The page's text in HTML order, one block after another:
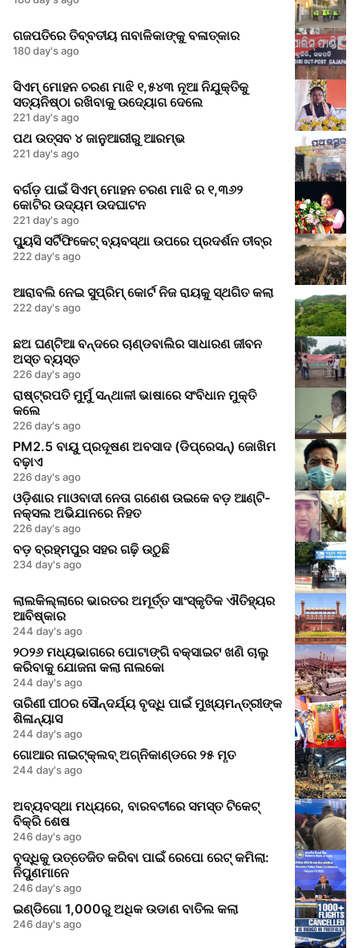
ଗଜପତିରେ ତିବ୍ବତୀୟ ନାବାଳିକାଙ୍କୁ ବଳାତ୍କାର
180 day's ago
ସିଏମ୍ ମୋହନ ଚରଣ ମାଝି ୧,୫୪୩ ନୂଆ ନିଯୁକ୍ତିକୁ
ସତ୍ୟନିଷ୍ଠା ରଖିବାକୁ ଉଦ୍ୟୋଗ ଦେଲେ
221 day's ago
ପଥ ଉତ୍ସବ ୪ ଜାନୁଆରୀରୁ ଆରମ୍ଭ
221 day's ago
ବର୍ଗଡ଼ ପାଇଁ ସିଏମ୍ ମୋହନ ଚରଣ ମାଝି ର ୧,୩୬୨
କୋଟିର ଉଦ୍ୟମ ଉଦଘାଟନ
221 day's ago
ପ୍ୟୁସି ସର୍ଟିଫିକେଟ୍ ବ୍ୟବସ୍ଥା ଉପରେ ପ୍ରଦର୍ଶନ ତୀବ୍ର
222 day's ago
ଆରାବଲି ନେଇ ସୁପ୍ରିମ୍ କୋର୍ଟ ନିଜ ରାୟକୁ ସ୍ଥଗିତ କଲା
222 day's ago
ଛଅ ଘଣ୍ଟିଆ ବନ୍ଦରେ ଚାଣ୍ଡବାଲିର ସାଧାରଣ ଜୀବନ
ଅସ୍ତ ବ୍ୟସ୍ତ
226 day's ago
ରାଷ୍ଟ୍ରପତି ମୁର୍ମୁ ସନ୍ଥାଳୀ ଭାଷାରେ ସଂବିଧାନ ମୁକ୍ତି
କଲେ
226 day's ago
PM2.5 ବାୟୁ ପ୍ରଦୂଷଣ ଅବସାଦ (ଡିପ୍ରେସନ୍) ଜୋଖିମ
ବଢ଼ାଏ
226 day's ago
ଓଡ଼ିଶାର ମାଓବାଦୀ ନେତା ଗଣେଶ ଉଇକେ ବଡ଼ ଆଣ୍ଟି-
ନକ୍ସଲ ଅଭିଯାନରେ ନିହତ
226 day's ago
ବଡ଼ ବ୍ରହ୍ମପୁର ସହର ଗଢ଼ି ଉଠୁଛି
234 day's ago
ଲାଲକିଲ୍ଲାରେ ଭାରତର ଅମୂର୍ତ୍ତ ସାଂସ୍କୃତିକ ଐତିହ୍ୟର
ଆବିଷ୍କାର
244 day's ago
୨୦୨୬ ମଧ୍ୟଭାଗରେ ପୋଟାଙ୍ଗି ବକ୍ସାଇଟ ଖଣି ଚାଲୁ
କରିବାକୁ ଯୋଜନା କଲା ନାଲକୋ
244 day's ago
ତାରିଣୀ ପୀଠର ସୌନ୍ଦର୍ଯ୍ୟ ବୃଦ୍ଧି ପାଇଁ ମୁଖ୍ୟମନ୍ତ୍ରୀଙ୍କ
ଶିଳାନ୍ୟାସ
244 day's ago
ଗୋଆର ନାଇଟ୍‌କ୍ଲବ୍ ଅଗ୍ନିକାଣ୍ଡରେ ୨୫ ମୃତ
244 day's ago
ଅବ୍ୟବସ୍ଥା ମଧ୍ୟରେ, ବାରବଟୀରେ ସମସ୍ତ ଟିକେଟ୍
ବିକ୍ରି ଶେଷ
246 day's ago
ବୃଦ୍ଧିକୁ ଉତ୍ତେଜିତ କରିବା ପାଇଁ ରେପୋ ରେଟ୍ କମିଲା:
ନିପୁଣମାନେ
246 day's ago
ଇଣ୍ଡିଗୋ 1,000ରୁ ଅଧିକ ଉଡାଣ ବାତିଲ କଲା
246 day's ago